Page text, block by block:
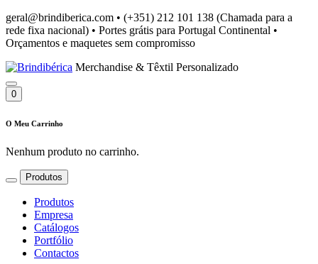
geral@brindiberica.com • (+351) 212 101 138 (Chamada para a
rede fixa nacional) • Portes grátis para Portugal Continental •
Orçamentos e maquetes sem compromisso
Merchandise & Têxtil Personalizado
0
O Meu Carrinho
Nenhum produto no carrinho.
Produtos
Produtos
Empresa
Catálogos
Portfólio
Contactos